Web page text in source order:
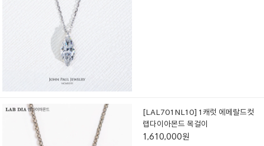
[LAL701NL10] 1캐럿 에메랄드컷
랩다이아몬드 목걸이
1,610,000원